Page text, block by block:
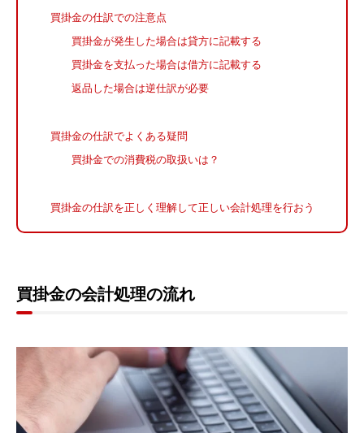
買掛金の仕訳での注意点
買掛金が発生した場合は貸方に記載する
買掛金を支払った場合は借方に記載する
返品した場合は逆仕訳が必要
買掛金の仕訳でよくある疑問
買掛金での消費税の取扱いは？
買掛金の仕訳を正しく理解して正しい会計処理を行おう
買掛金の会計処理の流れ